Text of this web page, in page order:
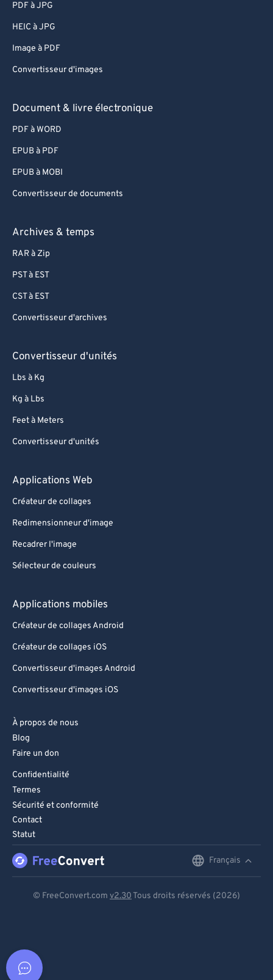
PDF à JPG
HEIC à JPG
Image à PDF
Convertisseur d'images
Document & livre électronique
PDF à WORD
EPUB à PDF
EPUB à MOBI
Convertisseur de documents
Archives & temps
RAR à Zip
PST à EST
CST à EST
Convertisseur d'archives
Convertisseur d'unités
Lbs à Kg
Kg à Lbs
Feet à Meters
Convertisseur d'unités
Applications Web
Créateur de collages
Redimensionneur d'image
Recadrer l'image
Sélecteur de couleurs
Applications mobiles
Créateur de collages Android
Créateur de collages iOS
Convertisseur d'images Android
Convertisseur d'images iOS
À propos de nous
Blog
Faire un don
Confidentialité
Termes
Sécurité et conformité
Contact
Statut
Français
© FreeConvert.com v2.30 Tous droits réservés (2026)